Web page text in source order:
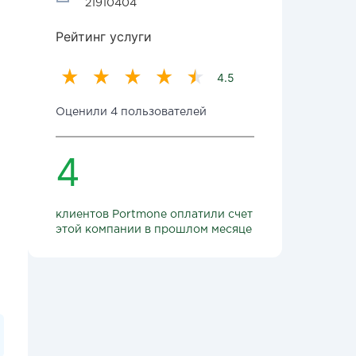
21910404
Рейтинг услуги
4.5
Оценили 4 пользователей
4
клиентов Portmone оплатили счет
этой компании в прошлом месяце